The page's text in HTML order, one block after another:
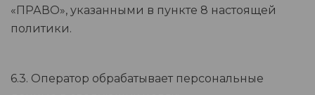
«ПРАВО», указанными в пункте 8 настоящей
политики.
6.3. Оператор обрабатывает персональные